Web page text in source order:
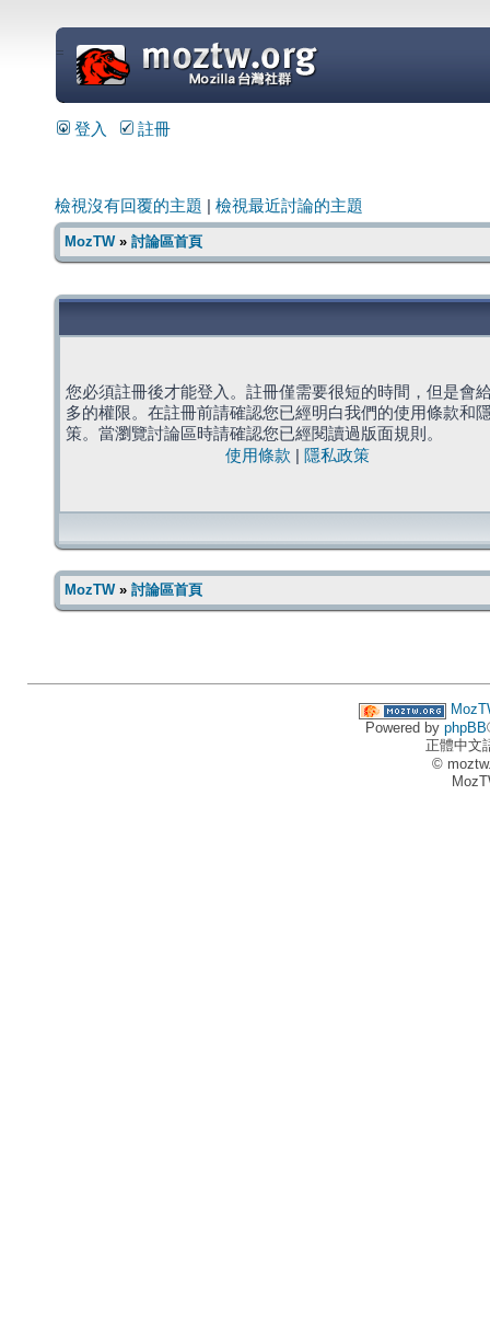
=
登入 註冊
檢視沒有回覆的主題 檢視最近討論的主題
MozTW» 討論區首頁
您必須註冊後才能登入。註冊僅需要很短的時間，但是會
多的權限。在註冊前請確認您已經明白我們的使用條款和
策。當瀏覽討論區時請確認您已經閱讀過版面規則。
使用條款
隱私政策
MozTW» 討論區首頁
Powered by phpBB
正體中文
©